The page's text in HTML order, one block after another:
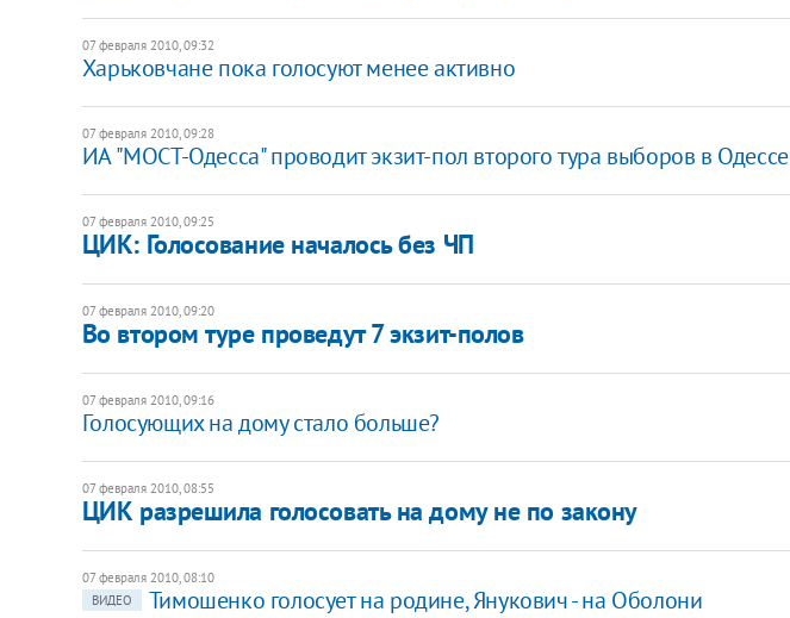
07 февраля 2010, 09:32
Харьковчане пока голосуют менее активно
07 февраля 2010, 09:28
ИА "МОСТ-Одесса" проводит экзит-пол второго тура выборов в Одессе
07 февраля 2010, 09:25
ЦИК: Голосование началось без ЧП
07 февраля 2010, 09:20
Во втором туре проведут 7 экзит-полов
07 февраля 2010, 09:16
Голосующих на дому стало больше?
07 февраля 2010, 08:55
ЦИК разрешила голосовать на дому не по закону
07 февраля 2010, 08:10
ВИДЕО
Тимошенко голосует на родине, Янукович - на Оболони